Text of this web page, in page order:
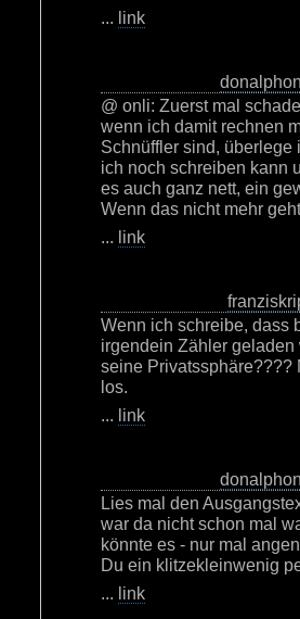
... link
@ onli: Zuerst mal
wenn ich damit rechnen
Schnüffler sind, überlege
ich noch schreiben kann
es auch ganz nett, ein
Wenn das nicht mehr
... link
Wenn ich schreibe, dass
irgendein Zähler
seine Privatssphäre????
los.
... link
Lies mal den
war da nicht schon mal
könnte es - nur mal
Du ein klitzekleinwenig
... link